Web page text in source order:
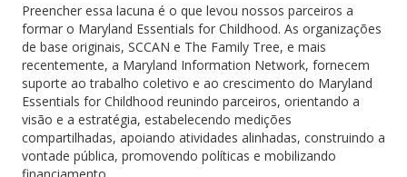
Preencher essa lacuna é o que levou nossos parceiros a
formar o Maryland Essentials for Childhood. As organizações
de base originais, SCCAN e The Family Tree, e mais
recentemente, a Maryland Information Network, fornecem
suporte ao trabalho coletivo e ao crescimento do Maryland
Essentials for Childhood reunindo parceiros, orientando a
visão e a estratégia, estabelecendo medições
compartilhadas, apoiando atividades alinhadas, construindo a
vontade pública, promovendo políticas e mobilizando